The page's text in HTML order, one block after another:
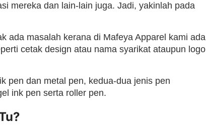
mereka dan lain-lain juga. Jadi, yakinlah pada
ada masalah kerana di Mafeya Apparel kami ada
cetak design atau nama syarikat ataupun logo
pen dan metal pen, kedua-dua jenis pen
ink pen serta roller pen.